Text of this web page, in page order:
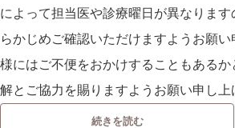
によって担当医や診療曜日が異なりま
らかじめご確認いただけますようお願
様にはご不便をおかけすることもある
解とご協力を賜りますようお願い申し上
続きを読む